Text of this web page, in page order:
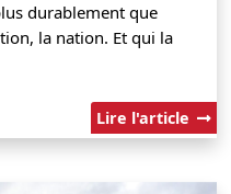
durablement que
la nation. Et qui la
Lire l'article